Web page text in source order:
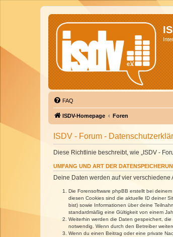
FAQ
ISDV-Homepage Foren
ISDV - Forum -
Diese Richtlinie beschreibt, wie „ISDV -
UMFANG UND ART DER
Deine Daten werden auf vier verschiedene
Die Forensoftware phpBB erstellt bei
diesen Cookies sind die aktuelle ID deiner
bist) sowie Informationen über deine
standardmäßig eine Gültigkeit von einem
Weiterhin werden die Daten gespeichert,
notwendig. Wenn durch den Betreiber
Wenn du einen Beitrag oder eine private